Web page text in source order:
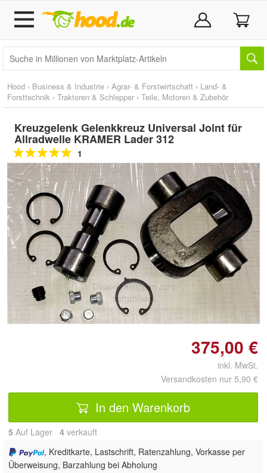
Hood › Business & Industrie › Agrar- & Forstwirtschaft › Land- &
Forsttechnik › Traktoren & Schlepper › Teile, Motoren & Zubehör
Kreuzgelenk Gelenkkreuz Universal Joint für
Allradwelle KRAMER Lader 312
1
Doppelt antippen zum
vergrößern
375,00 €
inkl. MwSt.
Versandkosten nur 5,90 €
In den Warenkorb
5 Auf Lager 4 verkauft
, Kreditkarte, Lastschrift, Ratenzahlung, Vorkasse per
Überweisung, Barzahlung bei Abholung